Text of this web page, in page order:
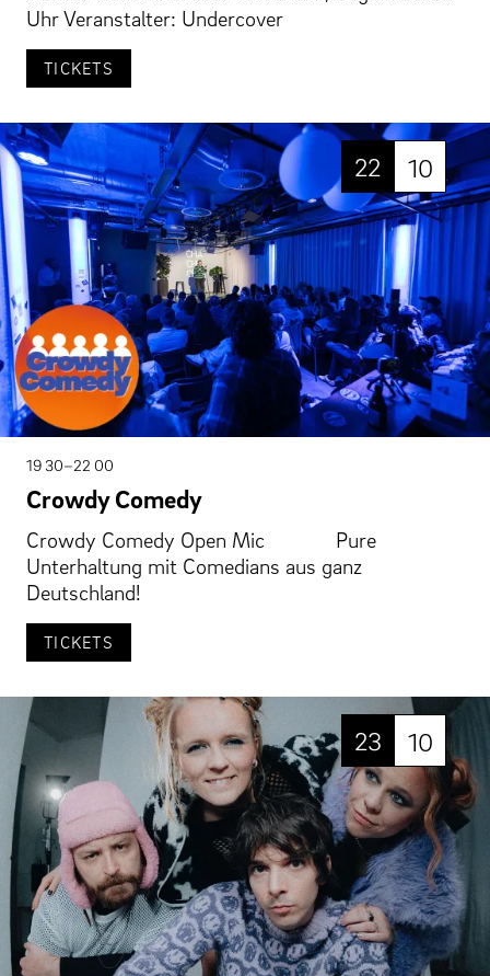
Uhr Veranstalter: Undercover
TICKETS
22 10
19 30–22 00
Crowdy Comedy
Crowdy Comedy Open Mic Pure
Unterhaltung mit Comedians aus ganz
Deutschland!
TICKETS
23 10